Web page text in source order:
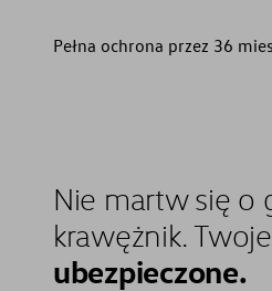
Pełna ochrona przez 36
Nie martw się o
krawężnik. Twoje
ubezpieczone.